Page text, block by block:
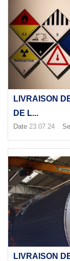
LIVRAISON
DE L...
Date 23.07.24
LIVRAISON